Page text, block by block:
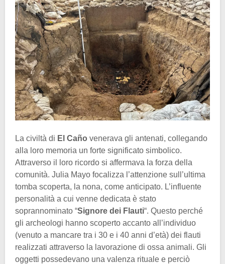
La civiltà di El Caño venerava gli antenati, collegando
alla loro memoria un forte significato simbolico.
Attraverso il loro ricordo si affermava la forza della
comunità. Julia Mayo focalizza l’attenzione sull’ultima
tomba scoperta, la nona, come anticipato. L’influente
personalità a cui venne dedicata è stato
soprannominato “Signore dei Flauti“. Questo perché
gli archeologi hanno scoperto accanto all’individuo
(venuto a mancare tra i 30 e i 40 anni d’età) dei flauti
realizzati attraverso la lavorazione di ossa animali. Gli
oggetti possedevano una valenza rituale e perciò